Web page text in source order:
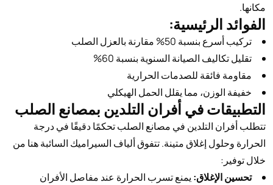
مكانها.
الفوائد الرئيسية:
تركيب أسرع بنسبة 50% مقارنة بالعزل الصلب
تقليل تكاليف الصيانة السنوية بنسبة 60%
مقاومة فائقة للصدمات الحرارية
خفيفة الوزن، مما يقلل الحمل الهيكلي
التطبيقات في أفران التلدين بمصانع الصلب
تتطلب أفران التلدين في مصانع الصلب تحكمًا دقيقًا في درجة
الحرارة وحلول إغلاق متينة. تتفوق ألياف السيراميك السائبة هنا من
خلال توفير:
تحسين الإغلاق: يمنع تسرب الحرارة عند مفاصل الأفران